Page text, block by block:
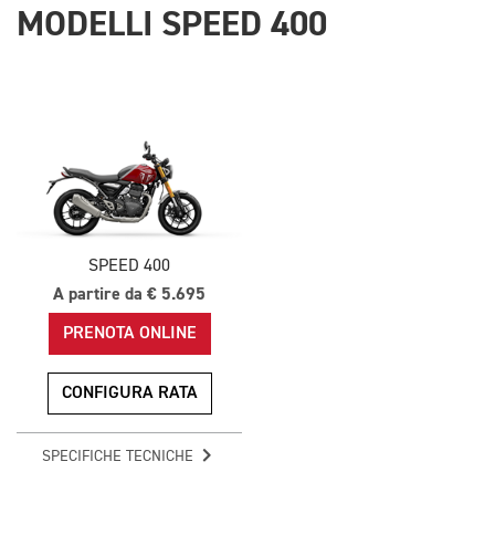
MODELLI SPEED 400
SPEED 400
A partire da € 5.695
PRENOTA ONLINE
CONFIGURA RATA
SPECIFICHE TECNICHE